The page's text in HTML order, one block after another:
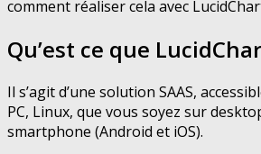
comment réaliser cela avec
Qu’est ce que
Il s’agit d’une solution SAAS,
PC, Linux, que vous soyez sur
smartphone (Android et iOS).